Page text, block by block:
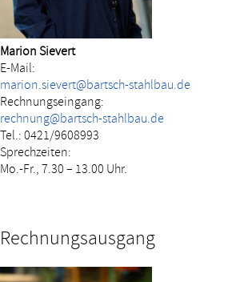
Marion Sievert
E-Mail:
marion.sievert@bartsch-stahlbau.de
Rechnungseingang:
rechnung@bartsch-stahlbau.de
Tel.: 0421/9608993
Sprechzeiten:
Mo.-Fr., 7.30 – 13.00 Uhr.
Rechnungsausgang